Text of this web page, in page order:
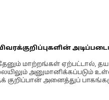
மாற்றங்கள் ஏற்பட்டால்,
அனுமானிக்கப்படும்
அனைத்துப்